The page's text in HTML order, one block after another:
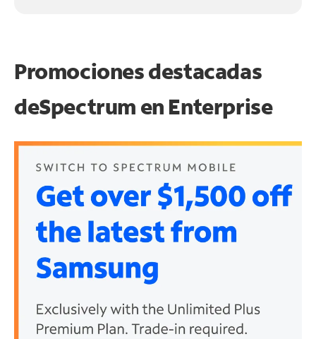
Promociones destacadas
deSpectrum en Enterprise